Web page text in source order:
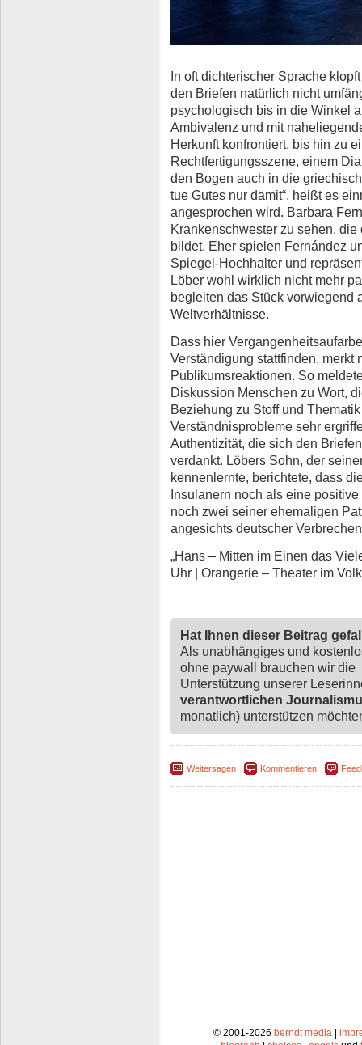
In oft dichterischer Sprache
den Briefen natürlich nicht
psychologisch bis in die Winkel
Ambivalenz und mit
Herkunft konfrontiert, bis hin zu
Rechtfertigungsszene, einem
den Bogen auch in die
tue Gutes nur damit“, heißt es
angesprochen wird. Barbara
Krankenschwester zu sehen,
bildet. Eher spielen Fernández
Spiegel-Hochhalter und
Löber wohl wirklich nicht mehr
begleiten das Stück vorwiegend
Weltverhältnisse.
Dass hier
Verständigung stattfinden, merkt
Publikumsreaktionen. So
Diskussion Menschen zu Wort,
Beziehung zu Stoff und
Verständnisprobleme sehr
Authentizität, die sich den
verdankt. Löbers Sohn, der
kennenlernte, berichtete, dass
Insulanern noch als eine
noch zwei seiner ehemaligen
angesichts deutscher
„Hans – Mitten im Einen das
Uhr | Orangerie – Theater im
Hat Ihnen dieser Beitrag
Als unabhängiges und
ohne paywall brauchen wir die
Unterstützung unserer
verantwortlichen
monatlich) unterstützen
Weitersagen Kommentieren
© 2001-2026 berndt media|